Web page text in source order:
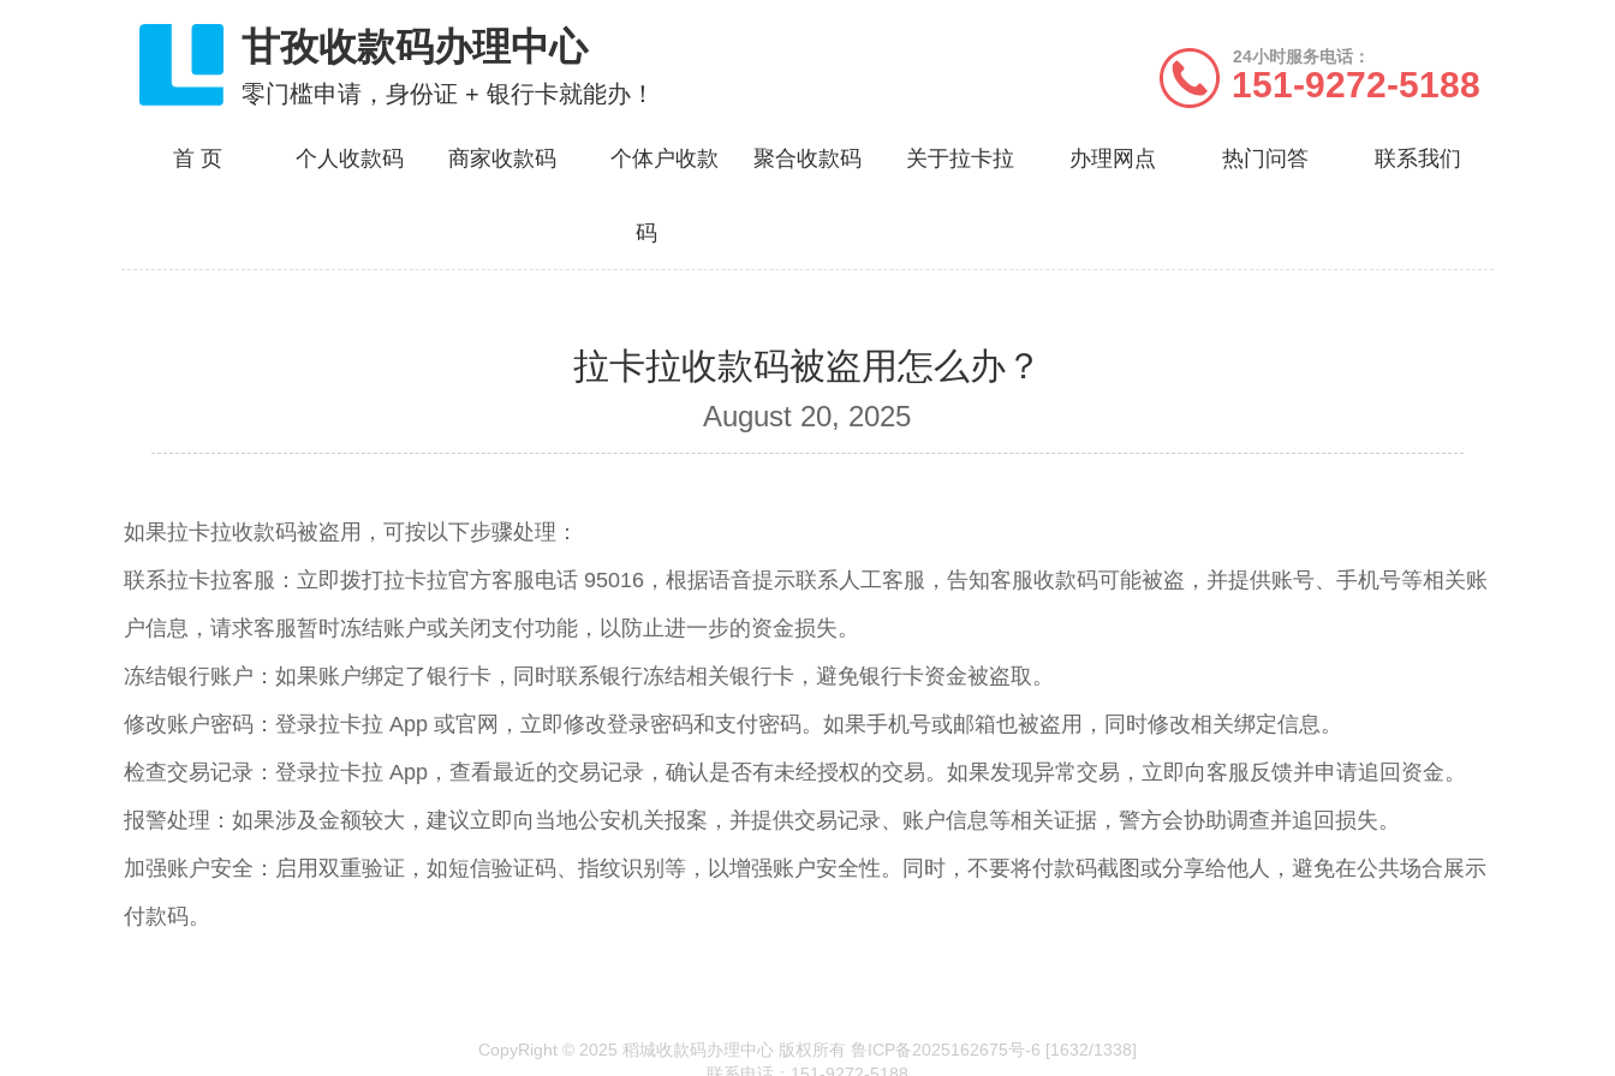
甘孜收款码办理中心
零门槛申请，身份证 + 银行卡就能办！
24小时服务电话：
151-9272-5188
首 页 个人收款码 商家收款码 个体户收款
码
聚合收款码 关于拉卡拉 办理网点 热门问答 联系我们
拉卡拉收款码被盗用怎么办？
August 20, 2025
如果拉卡拉收款码被盗用，可按以下步骤处理：
联系拉卡拉客服：立即拨打拉卡拉官方客服电话 95016，根据语音提示联系人工客服，告知客服收款码可能被盗，并提供账号、手机号等相关账
户信息，请求客服暂时冻结账户或关闭支付功能，以防止进一步的资金损失。
冻结银行账户：如果账户绑定了银行卡，同时联系银行冻结相关银行卡，避免银行卡资金被盗取。
修改账户密码：登录拉卡拉 App 或官网，立即修改登录密码和支付密码。如果手机号或邮箱也被盗用，同时修改相关绑定信息。
检查交易记录：登录拉卡拉 App，查看最近的交易记录，确认是否有未经授权的交易。如果发现异常交易，立即向客服反馈并申请追回资金。
报警处理：如果涉及金额较大，建议立即向当地公安机关报案，并提供交易记录、账户信息等相关证据，警方会协助调查并追回损失。
加强账户安全：启用双重验证，如短信验证码、指纹识别等，以增强账户安全性。同时，不要将付款码截图或分享给他人，避免在公共场合展示
付款码。
CopyRight © 2025 稻城收款码办理中心 版权所有 鲁ICP备2025162675号-6 [1632/1338]